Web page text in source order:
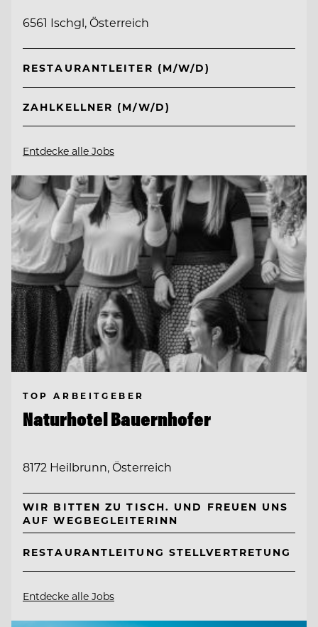
6561 Ischgl, Österreich
RESTAURANTLEITER (M/W/D)
ZAHLKELLNER (M/W/D)
Entdecke alle Jobs
TOP ARBEITGEBER
Naturhotel Bauernhofer
8172 Heilbrunn, Österreich
WIR BITTEN ZU TISCH. UND FREUEN UNS
AUF WEGBEGLEITERINN
RESTAURANTLEITUNG STELLVERTRETUNG
Entdecke alle Jobs